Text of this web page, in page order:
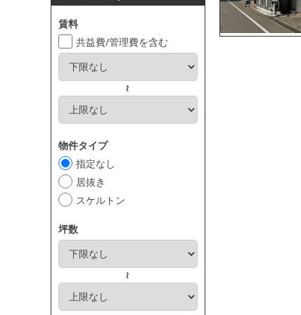
賃料
共益費/管理費を含む
～
物件タイプ
指定なし
居抜き
スケルトン
坪数
～